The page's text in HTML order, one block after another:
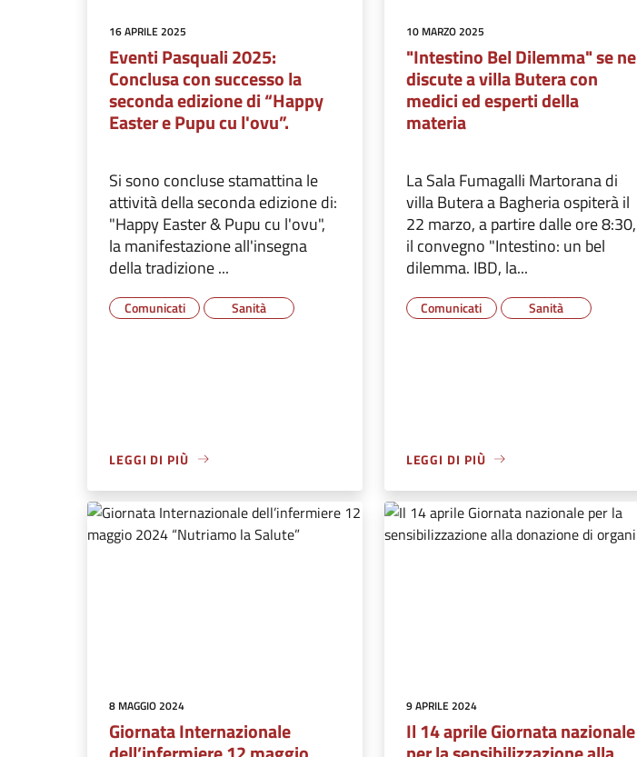
16 APRILE 2025
Eventi Pasquali 2025:
Conclusa con successo la
seconda edizione di “Happy
Easter e Pupu cu l'ovu”.
Si sono concluse stamattina le
attività della seconda edizione di:
"Happy Easter & Pupu cu l'ovu",
la manifestazione all'insegna
della tradizione ...
Comunicati Sanità
LEGGI DI PIÙ
10 MARZO 2025
"Intestino Bel Dilemma" se ne
discute a villa Butera con
medici ed esperti della
materia
La Sala Fumagalli Martorana di
villa Butera a Bagheria ospiterà il
22 marzo, a partire dalle ore 8:30,
il convegno "Intestino: un bel
dilemma. IBD, la...
Comunicati Sanità
LEGGI DI PIÙ
8 MAGGIO 2024
Giornata Internazionale
9 APRILE 2024
Il 14 aprile Giornata nazionale